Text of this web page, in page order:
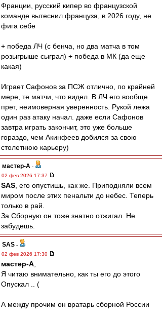
Франции, русский кипер во французской
команде вытеснил француза, в 2026 году, не
фига себе
+ победа ЛЧ (с бенча, но два матча в том
розыгрыше сыграл) + победа в МК (да еще
какая)
Играет Сафонов за ПСЖ отлично, по крайней
мере, те матчи, что видел. В ЛЧ его вообще
прет, неимоверная уверенность. Рукой лежа
один раз атаку начал. даже если Сафонов
завтра играть закончит, это уже больше
гораздо, чем Акинфеев добился за свою
столетнюю карьеру)
мастер-А -
02 фев 2026 17:37
SAS , его опустишь, как же. Приподняли всем
миром после этих пенальти до небес. Теперь
только в рай.
За Сборную он тоже знатно отжигал. Не
забудешь.
SAS -
02 фев 2026 17:30
мастер-А
Я читаю внимательно, как ты его до этого
Опускал .. (
А между прочим он вратарь сборной России